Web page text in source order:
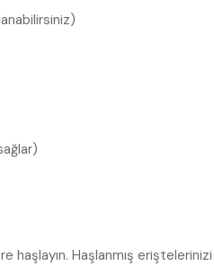
Haşlanmış eriştelerinizi